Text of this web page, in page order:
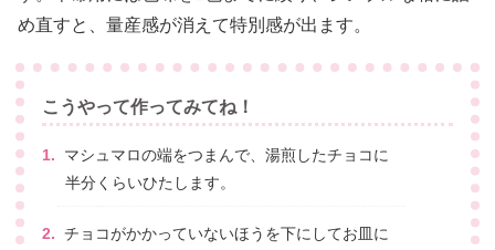
め直すと、量産感が消えて特別感が出ます。
こうやって作ってみてね！
マシュマロの端をつまんで、湯煎したチョコに
半分くらいひたします。
チョコがかかっていないほうを下にしてお皿に